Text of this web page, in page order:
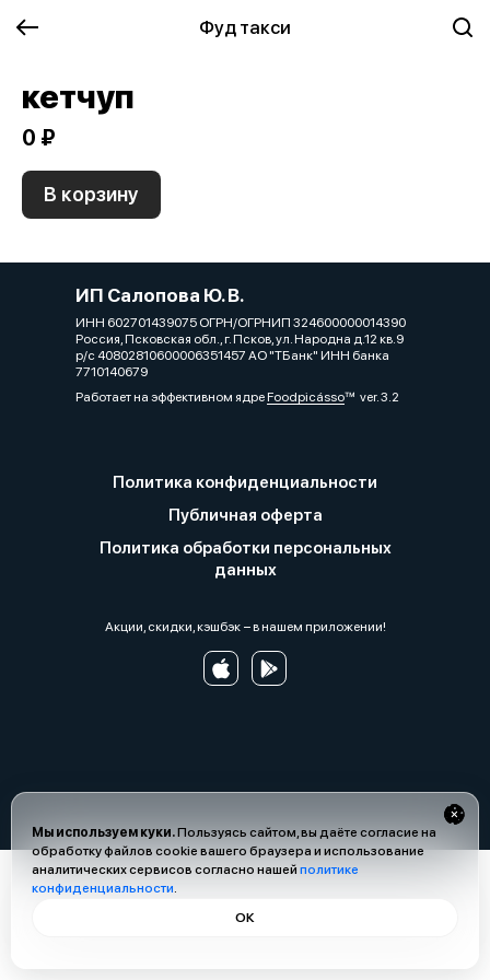
Фуд такси
Мы используем куки.Пользуясь сайтом, вы даёте согласие на
обработку файлов cookie вашего браузера и использование
аналитических сервисов согласно нашей политике
конфиденциальности.
ОК
кетчуп
0 ₽
В корзину
ИП Салопова Ю. В.
ИНН 602701439075 ОГРН/ОГРНИП 324600000014390
Россия, Псковская обл., г. Псков, ул. Народна д.12 кв.9
р/с 40802810600006351457 АО "ТБанк" ИНН банка
7710140679
Работает на эффективном ядреFoodpicássover. 3.2
Политика конфиденциальности
Публичная оферта
Политика обработки персональных
данных
Акции, скидки, кэшбэк − в нашем приложении!